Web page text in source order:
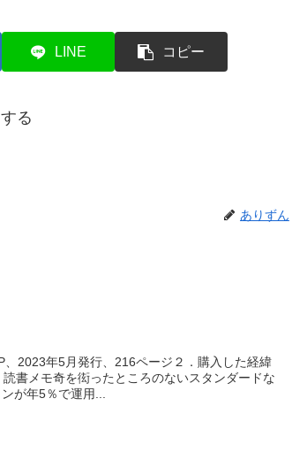
LINE コピー
る
ありずん
2023年5月発行、216ページ２．購入した経緯
書メモ奇を衒ったところのないスタンダードな
が年5％で運用...